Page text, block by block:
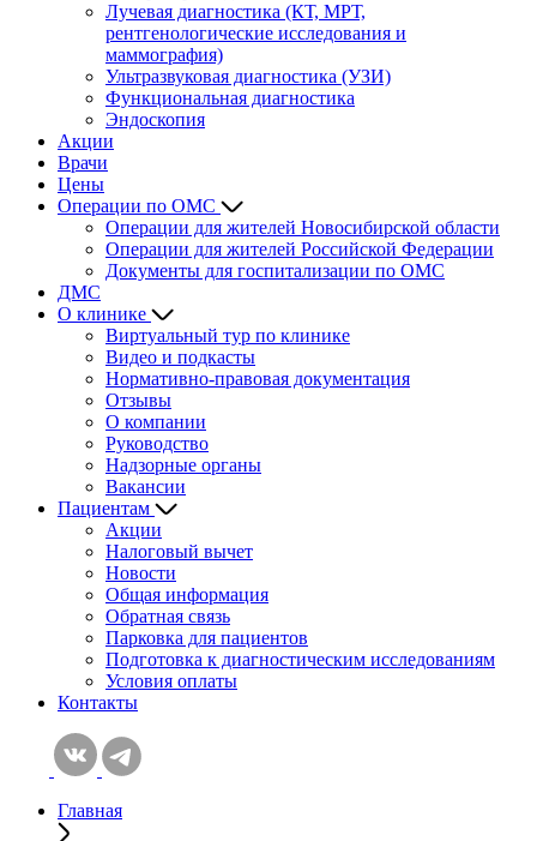
Лучевая диагностика (КТ, МРТ,
рентгенологические исследования и
маммография)
Ультразвуковая диагностика (УЗИ)
Функциональная диагностика
Эндоскопия
Акции
Врачи
Цены
Операции по ОМС
Операции для жителей Новосибирской области
Операции для жителей Российской Федерации
Документы для госпитализации по ОМС
ДМС
О клинике
Виртуальный тур по клинике
Видео и подкасты
Нормативно-правовая документация
Отзывы
О компании
Руководство
Надзорные органы
Вакансии
Пациентам
Акции
Налоговый вычет
Новости
Общая информация
Обратная связь
Парковка для пациентов
Подготовка к диагностическим исcледованиям
Условия оплаты
Контакты
Главная